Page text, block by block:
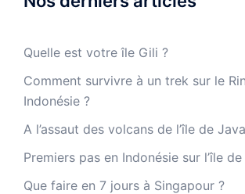
Quelle est votre île Gili ?
Comment survivre à un trek sur le
Indonésie ?
A l’assaut des volcans de l’île de Java
Premiers pas en Indonésie sur l’île
Que faire en 7 jours à Singapour ?